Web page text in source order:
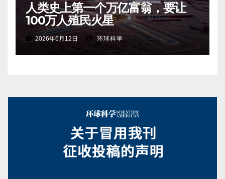
人类史上第一个万亿富翁，要让
100万人殖民火星
2026年6月12日 环球科学